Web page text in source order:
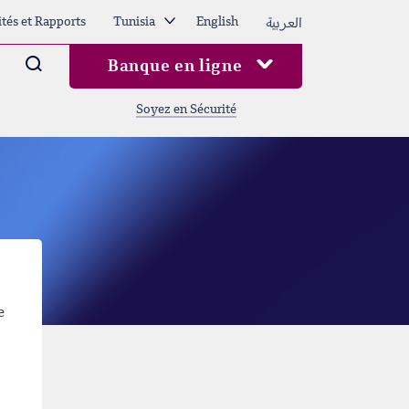
et Rapports Tunisia English العربية
Arama Banque en ligne
Soyez en Sécurité